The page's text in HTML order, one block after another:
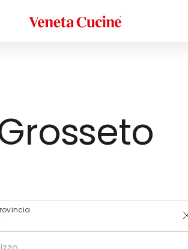
Veneta Cucine
HOME / RIVENDITORI / ITALIA